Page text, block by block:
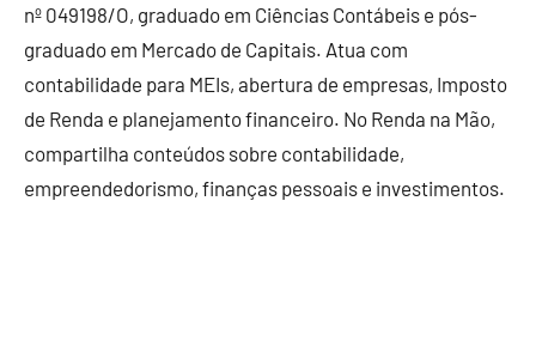
nº 049198/O, graduado em Ciências Contábeis e pós-
graduado em Mercado de Capitais. Atua com
contabilidade para MEIs, abertura de empresas, Imposto
de Renda e planejamento financeiro. No Renda na Mão,
compartilha conteúdos sobre contabilidade,
empreendedorismo, finanças pessoais e investimentos.